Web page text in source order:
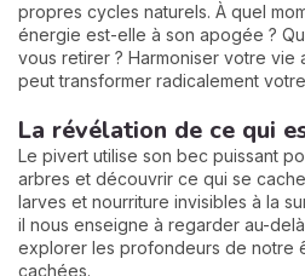
propres cycles naturels. À quel
énergie est-elle à son apogée ?
vous retirer ? Harmoniser votre vie
peut transformer radicalement
La révélation de ce qui
Le pivert utilise son bec puissant
arbres et découvrir ce qui se
larves et nourriture invisibles à la
il nous enseigne à regarder au-
explorer les profondeurs de notre
cachées.